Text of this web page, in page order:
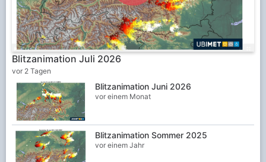
Blitzanimation Juli 2026
vor 2 Tagen
Blitzanimation Juni 2026
vor einem Monat
Blitzanimation Sommer 2025
vor einem Jahr